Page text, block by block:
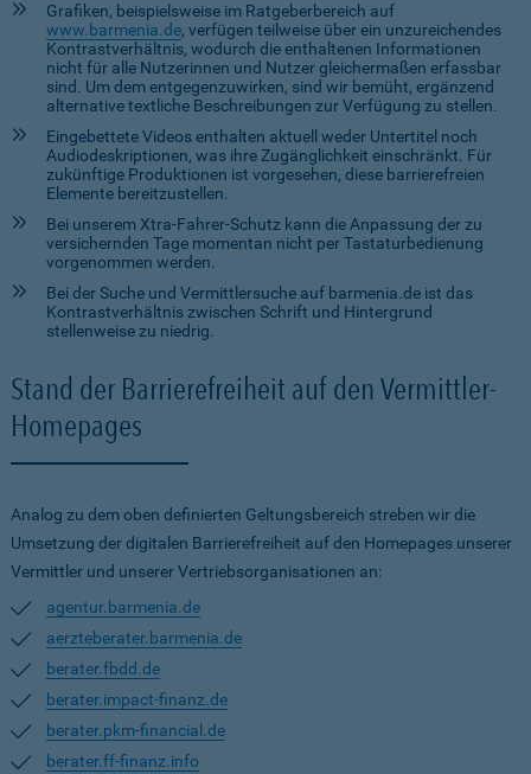
Grafiken, beispielsweise im Ratgeberbereich auf
www.barmenia.de, verfügen teilweise über ein unzureichendes
Kontrastverhältnis, wodurch die enthaltenen Informationen
nicht für alle Nutzerinnen und Nutzer gleichermaßen erfassbar
sind. Um dem entgegenzuwirken, sind wir bemüht, ergänzend
alternative textliche Beschreibungen zur Verfügung zu stellen.
Eingebettete Videos enthalten aktuell weder Untertitel noch
Audiodeskriptionen, was ihre Zugänglichkeit einschränkt. Für
zukünftige Produktionen ist vorgesehen, diese barrierefreien
Elemente bereitzustellen.
Bei unserem Xtra-Fahrer-Schutz kann die Anpassung der zu
versichernden Tage momentan nicht per Tastaturbedienung
vorgenommen werden.
Bei der Suche und Vermittlersuche auf barmenia.de ist das
Kontrastverhältnis zwischen Schrift und Hintergrund
stellenweise zu niedrig.
Stand der Barrierefreiheit auf den Vermittler-
Homepages
Analog zu dem oben definierten Geltungsbereich streben wir die
Umsetzung der digitalen Barrierefreiheit auf den Homepages unserer
Vermittler und unserer Vertriebsorganisationen an:
agentur.barmenia.de
aerzteberater.barmenia.de
berater.fbdd.de
berater.impact-finanz.de
berater.pkm-financial.de
berater.ff-finanz.info